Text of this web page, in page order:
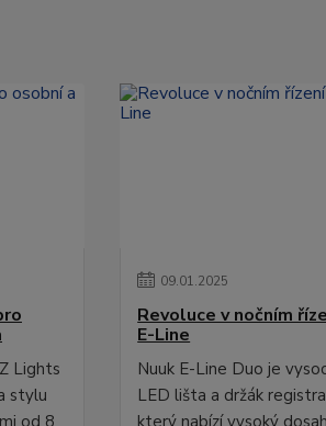
Lights
stylu
09.01.2025
Revoluce v nočním
E-Line
Nuuk E-Line Duo je
LED lišta a držák